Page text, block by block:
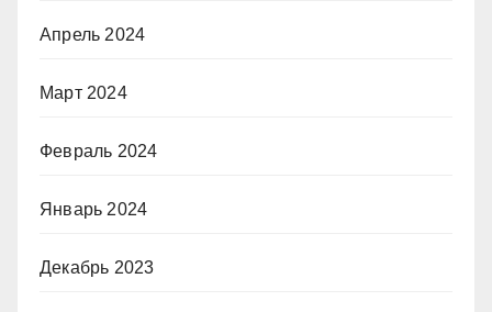
Апрель 2024
Март 2024
Февраль 2024
Январь 2024
Декабрь 2023